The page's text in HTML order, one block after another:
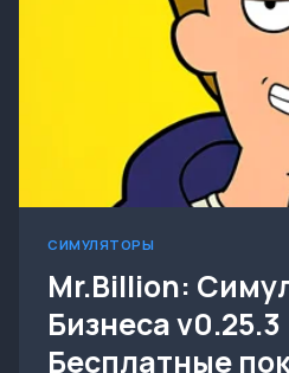
СИМУЛЯТОРЫ
Mr.Billion:
Бизнеса
Бесплатные